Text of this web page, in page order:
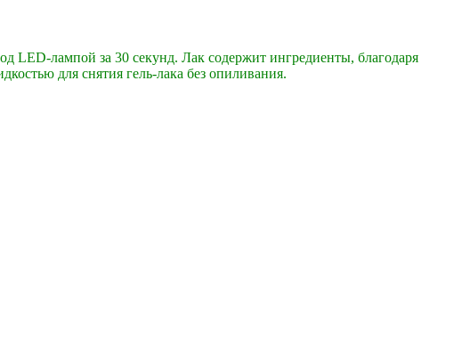
LED-лампой за 30 секунд. Лак содержит ингредиенты, благодаря
для снятия гель-лака без опиливания.